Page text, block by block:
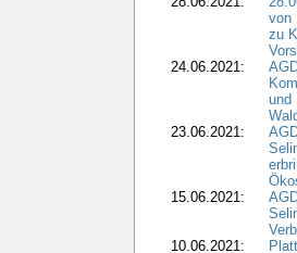
von
zu
24.06.2021:
und
23.06.2021:
15.06.2021:
10.06.2021: